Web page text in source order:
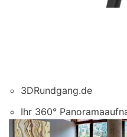
3DRundgang.de
Ihr 360°